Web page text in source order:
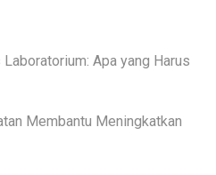
Apa yang Harus
Membantu Meningkatkan